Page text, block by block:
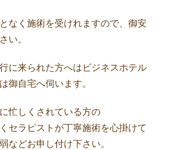
なく施術を受けれますので、御安
い。
に来られた方へはビジネスホテル
御自宅へ伺います。
忙しくされている方の
セラピストが丁寧施術を心掛けて
などお申し付け下さい。